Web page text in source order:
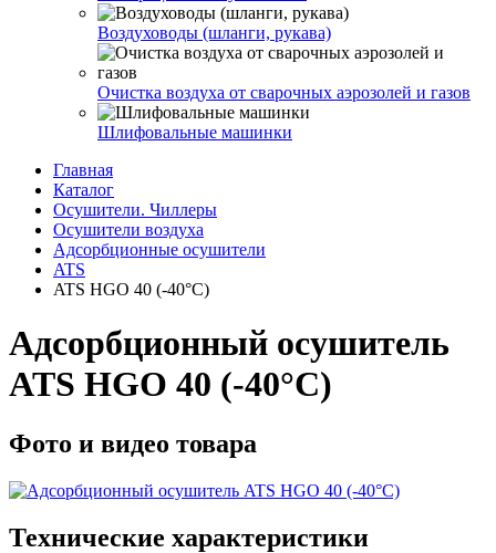
Воздуховоды (шланги, рукава)
Очистка воздуха от сварочных аэрозолей и газов
Шлифовальные машинки
Главная
Каталог
Осушители. Чиллеры
Осушители воздуха
Адсорбционные осушители
ATS
ATS HGO 40 (-40°C)
Адсорбционный осушитель
ATS HGO 40 (-40°C)
Фото и видео товара
Технические характеристики